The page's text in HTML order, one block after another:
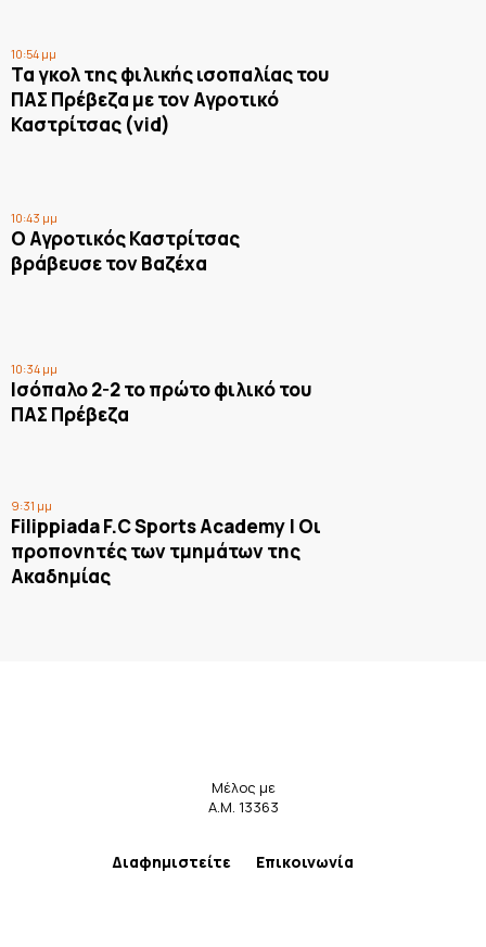
10:54 μμ
Τα γκολ της φιλικής ισοπαλίας του
ΠΑΣ Πρέβεζα με τον Αγροτικό
Καστρίτσας (vid)
10:43 μμ
Ο Αγροτικός Καστρίτσας
βράβευσε τον Βαζέχα
10:34 μμ
Ισόπαλο 2-2 το πρώτο φιλικό του
ΠΑΣ Πρέβεζα
9:31 μμ
Filippiada F.C Sports Academy | Οι
προπονητές των τμημάτων της
Ακαδημίας
Μέλος με
Α.Μ. 13363
Διαφημιστείτε Επικοινωνία